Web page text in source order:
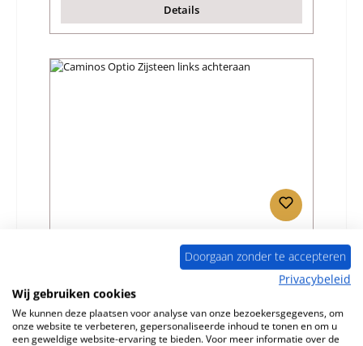
Details
Fabrikant:
Normale prijs:
€ 40,89
Doorgaan zonder te accepteren
Privacybeleid
Wij gebruiken cookies
We kunnen deze plaatsen voor analyse van onze bezoekersgegevens, om
onze website te verbeteren, gepersonaliseerde inhoud te tonen en om u
een geweldige website-ervaring te bieden. Voor meer informatie over de